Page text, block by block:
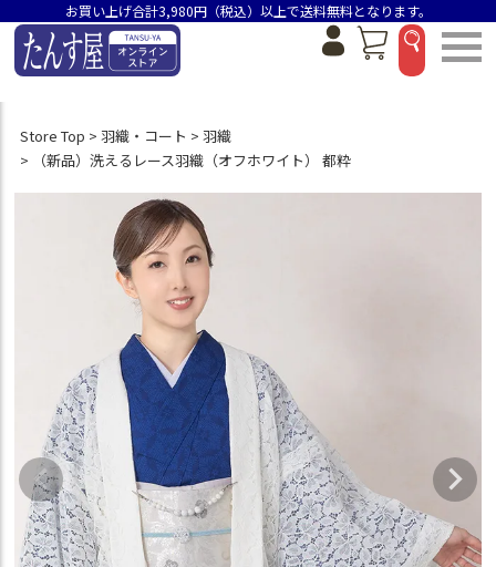
お買い上げ合計3,980円（税込）以上で送料無料となります。
Store Top 羽織・コート
羽織
（新品）洗えるレース羽織（オフホワイト） 都粋